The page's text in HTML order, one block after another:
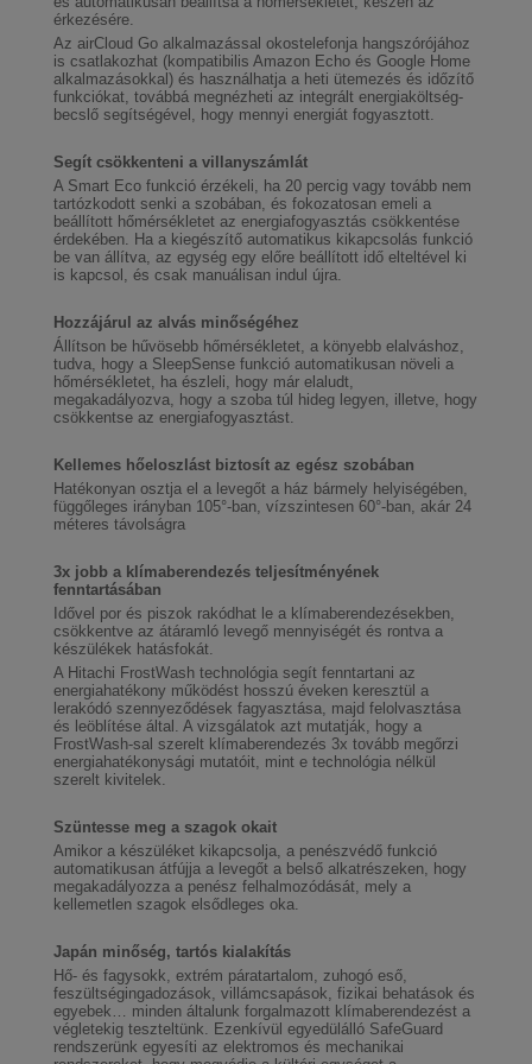
érkezésére.
Az airCloud Go alkalmazással okostelefonja hangszórójához
is csatlakozhat (kompatibilis Amazon Echo és Google Home
alkalmazásokkal) és használhatja a heti ütemezés és időzítő
funkciókat, továbbá megnézheti az integrált energiaköltség-
becslő segítségével, hogy mennyi energiát fogyasztott.
Segít csökkenteni a villanyszámlát
A Smart Eco funkció érzékeli, ha 20 percig vagy tovább nem
tartózkodott senki a szobában, és fokozatosan emeli a
beállított hőmérsékletet az energiafogyasztás csökkentése
érdekében. Ha a kiegészítő automatikus kikapcsolás funkció
be van állítva, az egység egy előre beállított idő elteltével ki
is kapcsol, és csak manuálisan indul újra.
Hozzájárul az alvás minőségéhez
Állítson be hűvösebb hőmérsékletet, a könyebb elalváshoz,
tudva, hogy a SleepSense funkció automatikusan növeli a
hőmérsékletet, ha észleli, hogy már elaludt,
megakadályozva, hogy a szoba túl hideg legyen, illetve, hogy
csökkentse az energiafogyasztást.
Kellemes hőeloszlást biztosít az egész szobában
Hatékonyan osztja el a levegőt a ház bármely helyiségében,
függőleges irányban 105°-ban, vízszintesen 60°-ban, akár 24
méteres távolságra
3x jobb a klímaberendezés teljesítményének
fenntartásában
Idővel por és piszok rakódhat le a klímaberendezésekben,
csökkentve az átáramló levegő mennyiségét és rontva a
készülékek hatásfokát.
A Hitachi FrostWash technológia segít fenntartani az
energiahatékony működést hosszú éveken keresztül a
lerakódó szennyeződések fagyasztása, majd felolvasztása
és leöblítése által. A vizsgálatok azt mutatják, hogy a
FrostWash-sal szerelt klímaberendezés 3x tovább megőrzi
energiahatékonysági mutatóit, mint e technológia nélkül
szerelt kivitelek.
Szüntesse meg a szagok okait
Amikor a készüléket kikapcsolja, a penészvédő funkció
automatikusan átfújja a levegőt a belső alkatrészeken, hogy
megakadályozza a penész felhalmozódását, mely a
kellemetlen szagok elsődleges oka.
Japán minőség, tartós kialakítás
Hő- és fagysokk, extrém páratartalom, zuhogó eső,
feszültségingadozások, villámcsapások, fizikai behatások és
egyebek… minden általunk forgalmazott klímaberendezést a
végletekig teszteltünk. Ezenkívül egyedülálló SafeGuard
rendszerünk egyesíti az elektromos és mechanikai